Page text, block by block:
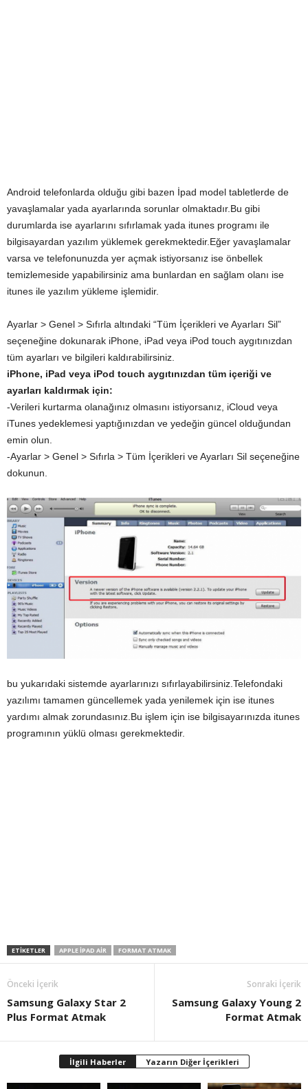
Android telefonlarda olduğu gibi bazen İpad model tabletlerde de
yavaşlamalar yada ayarlarında sorunlar olmaktadır.Bu gibi
durumlarda ise ayarlarını sıfırlamak yada itunes programı ile
bilgisayardan yazılım yüklemek gerekmektedir.Eğer yavaşlamalar
varsa ve telefonunuzda yer açmak istiyorsanız ise önbellek
temizlemeside yapabilirsiniz ama bunlardan en sağlam olanı ise
itunes ile yazılım yükleme işlemidir.
Ayarlar > Genel > Sıfırla altındaki “Tüm İçerikleri ve Ayarları Sil”
seçeneğine dokunarak iPhone, iPad veya iPod touch aygıtınızdan
tüm ayarları ve bilgileri kaldırabilirsiniz.
iPhone, iPad veya iPod touch aygıtınızdan tüm içeriği ve
ayarları kaldırmak için:
-Verileri kurtarma olanağınız olmasını istiyorsanız, iCloud veya
iTunes yedeklemesi yaptığınızdan ve yedeğin güncel olduğundan
emin olun.
-Ayarlar > Genel > Sıfırla > Tüm İçerikleri ve Ayarları Sil seçeneğine
dokunun.
bu yukarıdaki sistemde ayarlarınızı sıfırlayabilirsiniz.Telefondaki
yazılımı tamamen güncellemek yada yenilemek için ise itunes
yardımı almak zorundasınız.Bu işlem için ise bilgisayarınızda itunes
programının yüklü olması gerekmektedir.
ETIKETLER APPLE IPAD AIR FORMAT ATMAK
Önceki İçerik
Samsung Galaxy Star 2
Plus Format Atmak
Sonraki İçerik
Samsung Galaxy Young 2
Format Atmak
İlgili Haberler Yazarın Diğer İçerikleri